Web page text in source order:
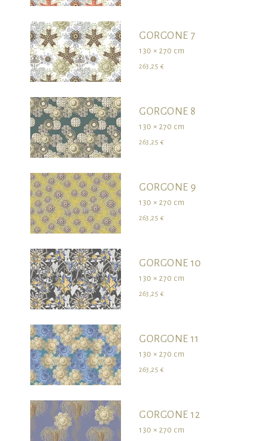
GORGONE 7
130 × 270 cm
263,25 €
GORGONE 8
130 × 270 cm
263,25 €
GORGONE 9
130 × 270 cm
263,25 €
GORGONE 10
130 × 270 cm
263,25 €
GORGONE 11
130 × 270 cm
263,25 €
GORGONE 12
130 × 270 cm